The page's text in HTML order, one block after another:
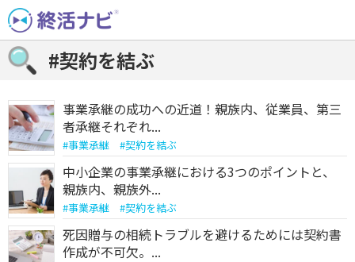
Skip
to
content
#契約を結ぶ
事業承継の成功への近道！親族内、従業員、第三
者承継それぞれ...
#事業承継 #契約を結ぶ
中小企業の事業承継における3つのポイントと、
親族内、親族外...
#事業承継 #契約を結ぶ
死因贈与の相続トラブルを避けるためには契約書
作成が不可欠。...